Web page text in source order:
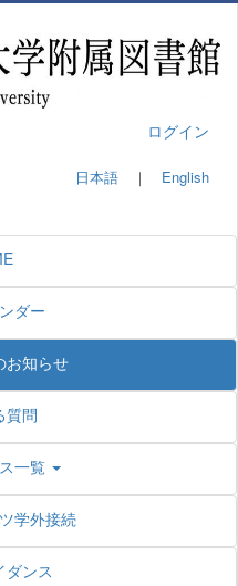
ログイン
日本語 ｜ English
ダー
お知らせ
質問
一覧
学外接続
ダンス